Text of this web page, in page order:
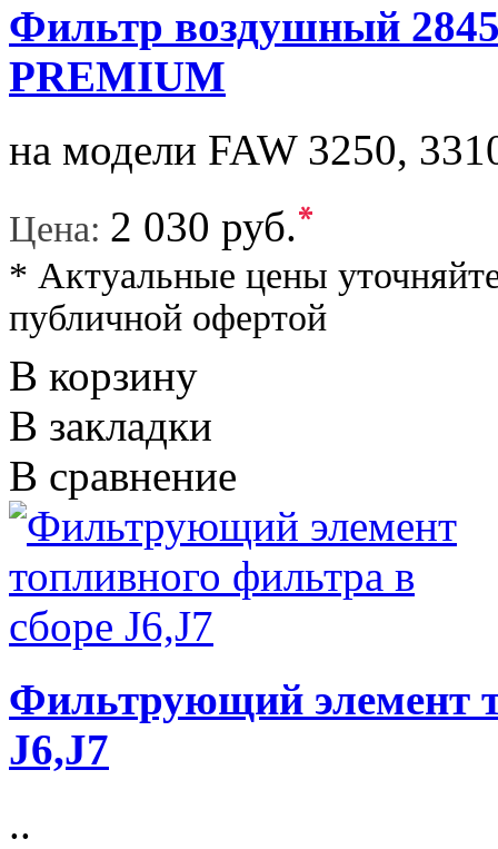
Фильтр воздушный
PREMIUM
на модели FAW 3250,
Цена: 2 030 руб.*
* Актуальные цены
публичной офертой
В корзину
В закладки
В сравнение
Фильтрующий элемент
J6,J7
..